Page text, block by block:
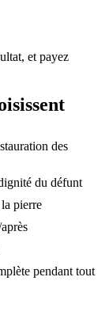
et payez
des
du défunt
pierre
pendant tout